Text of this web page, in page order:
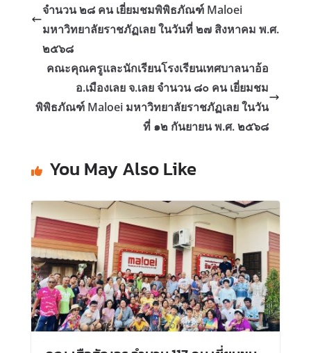
จำนวน ๒๘ คน เยี่ยมชมพิพิธภัณฑ์ Maloei
มหาวิทยาลัยราชภัฏเลย ในวันที่ ๒๗ สิงหาคม พ.ศ.
๒๕๖๘
คณะคุณครูและนักเรียนโรงเรียนเทศบาลนาอ้อ
อ.เมืองเลย จ.เลย จำนวน ๘๐ คน เยี่ยมชม
พิพิธภัณฑ์ Maloei มหาวิทยาลัยราชภัฏเลย ในวัน
ที่ ๑๒ กันยายน พ.ศ. ๒๕๖๘
You May Also Like